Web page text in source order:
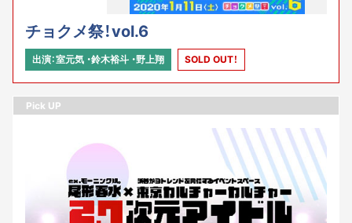
チョクメ祭！vol.6
出演：室元気 ・鈴木裕斗 ・野上翔 SOLD OUT！
Pick UP